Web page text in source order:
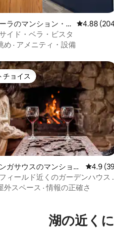
中4.84つ星の平均評価
ラのマンション・
レビュー
4.88
イド・ベラ・ビスタ
め · アメニティ・設備
中4.67つ星の平均評価
チョイス
チョイス
ガサウスのマンショ
ート
レビュ
4.9
ィールド近くのガーデンハウス |
露天風呂付きジャグジー
外スペース ·情報の正確さ
湖の近く